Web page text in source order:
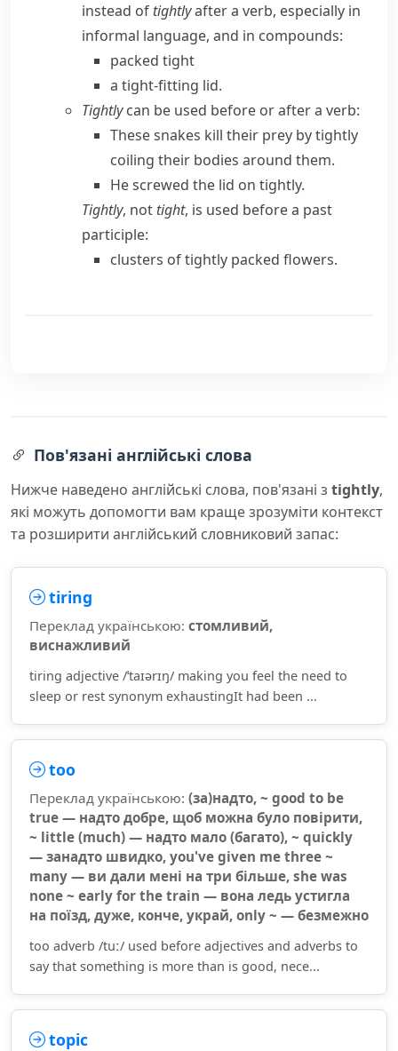
instead of tightlyafter a verb, especially in
informal language, and in compounds:
packed tight
a tight-fitting lid.
Tightlycan be used before or after a verb:
These snakes kill their prey by tightly
coiling their bodies around them.
He screwed the lid on tightly.
Tightly, not tight, is used before a past
participle:
clusters of tightly packed flowers.
Пов'язані англійські слова
Нижче наведено англійські слова, пов'язані з tightly,
які можуть допомогти вам краще зрозуміти контекст
та розширити англійський словниковий запас:
tiring
Переклад українською: стомливий,
виснажливий
tiring adjective /ˈtaɪərɪŋ/ making you feel the need to
sleep or rest synonym exhaustingIt had been ...
too
Переклад українською: (за)надто, ~ good to be
true — надто добре, щоб можна було повірити,
~ little (much) — надто мало (багато), ~ quickly
— занадто швидко, you've given me three ~
many — ви дали мені на три більше, she was
none ~ early for the train — вона ледь устигла
на поїзд, дуже, конче, украй, only ~ — безмежно
too adverb /tuː/ used before adjectives and adverbs to
say that something is more than is good, nece...
topic